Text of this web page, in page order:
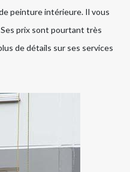
peinture intérieure. Il vous
prix sont pourtant très
de détails sur ses services